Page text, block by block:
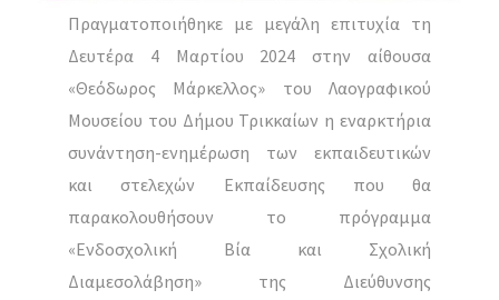
Πραγματοποιήθηκε με μεγάλη επιτυχία τη
Δευτέρα 4 Μαρτίου 2024 στην αίθουσα
«Θεόδωρος Μάρκελλος» του Λαογραφικού
Μουσείου του Δήμου Τρικκαίων η εναρκτήρια
συνάντηση-ενημέρωση των εκπαιδευτικών
και στελεχών Εκπαίδευσης που θα
παρακολουθήσουν το πρόγραμμα
«Ενδοσχολική Βία και Σχολική
Διαμεσολάβηση» της Διεύθυνσης